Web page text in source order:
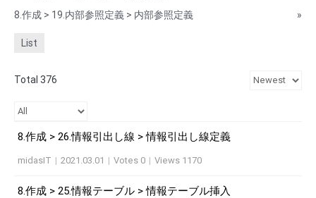
8.作成 > 19.内部参照定義 > 内部参照定義
»
List
Total 376
8.作成 > 26.情報引出し線 > 情報引出し線定義
midasIT | 2021.03.01 | Votes 0 | Views 1170
8.作成 > 25.情報テーブル > 情報テーブル挿入